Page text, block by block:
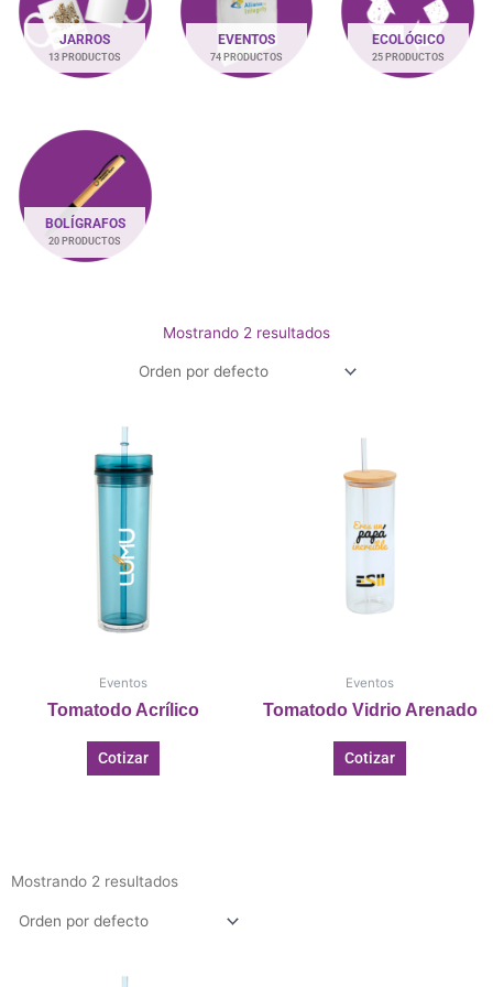
JARROS
13 PRODUCTOS
EVENTOS
74 PRODUCTOS
ECOLÓGICO
25 PRODUCTOS
BOLÍGRAFOS
20 PRODUCTOS
Mostrando 2 resultados
Eventos
Tomatodo Acrílico
Cotizar
Eventos
Tomatodo Vidrio Arenado
Cotizar
Mostrando 2 resultados